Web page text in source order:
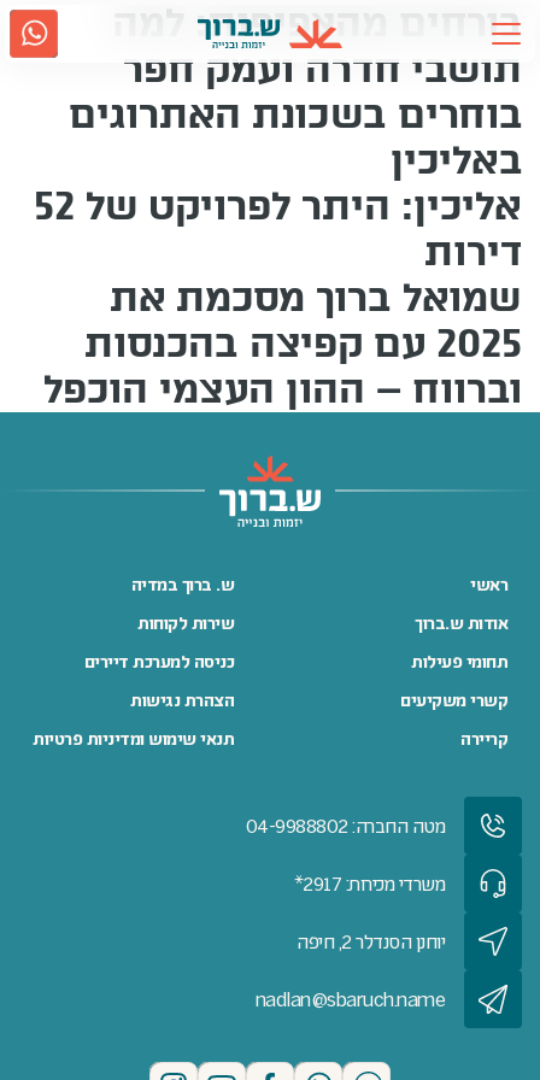
Skip
content
אודות ש.ברוך
תחומי פעילות
קשרי משקיעים
מדיה
2917
בורחים מהצפיפות: למה
תושבי חדרה ועמק חפר
בוחרים בשכונת האתרוגים
באליכין
אליכין: היתר לפרויקט של 52
דירות
שמואל ברוך מסכמת את
2025 עם קפיצה בהכנסות
וברווח – ההון העצמי הוכפל
ראשי
אודות ש.ברוך
תחומי פעילות
קשרי משקיעים
קריירה
ש. ברוך במדיה
שירות לקוחות
כניסה למערכת דיירים
הצהרת נגישות
תנאי שימוש ומדיניות פרטיות
מטה החברה: 04-9988802
משרדי מכירות: 2917*
יוחנן הסנדלר 2, חיפה
nadlan@sbaruch.name